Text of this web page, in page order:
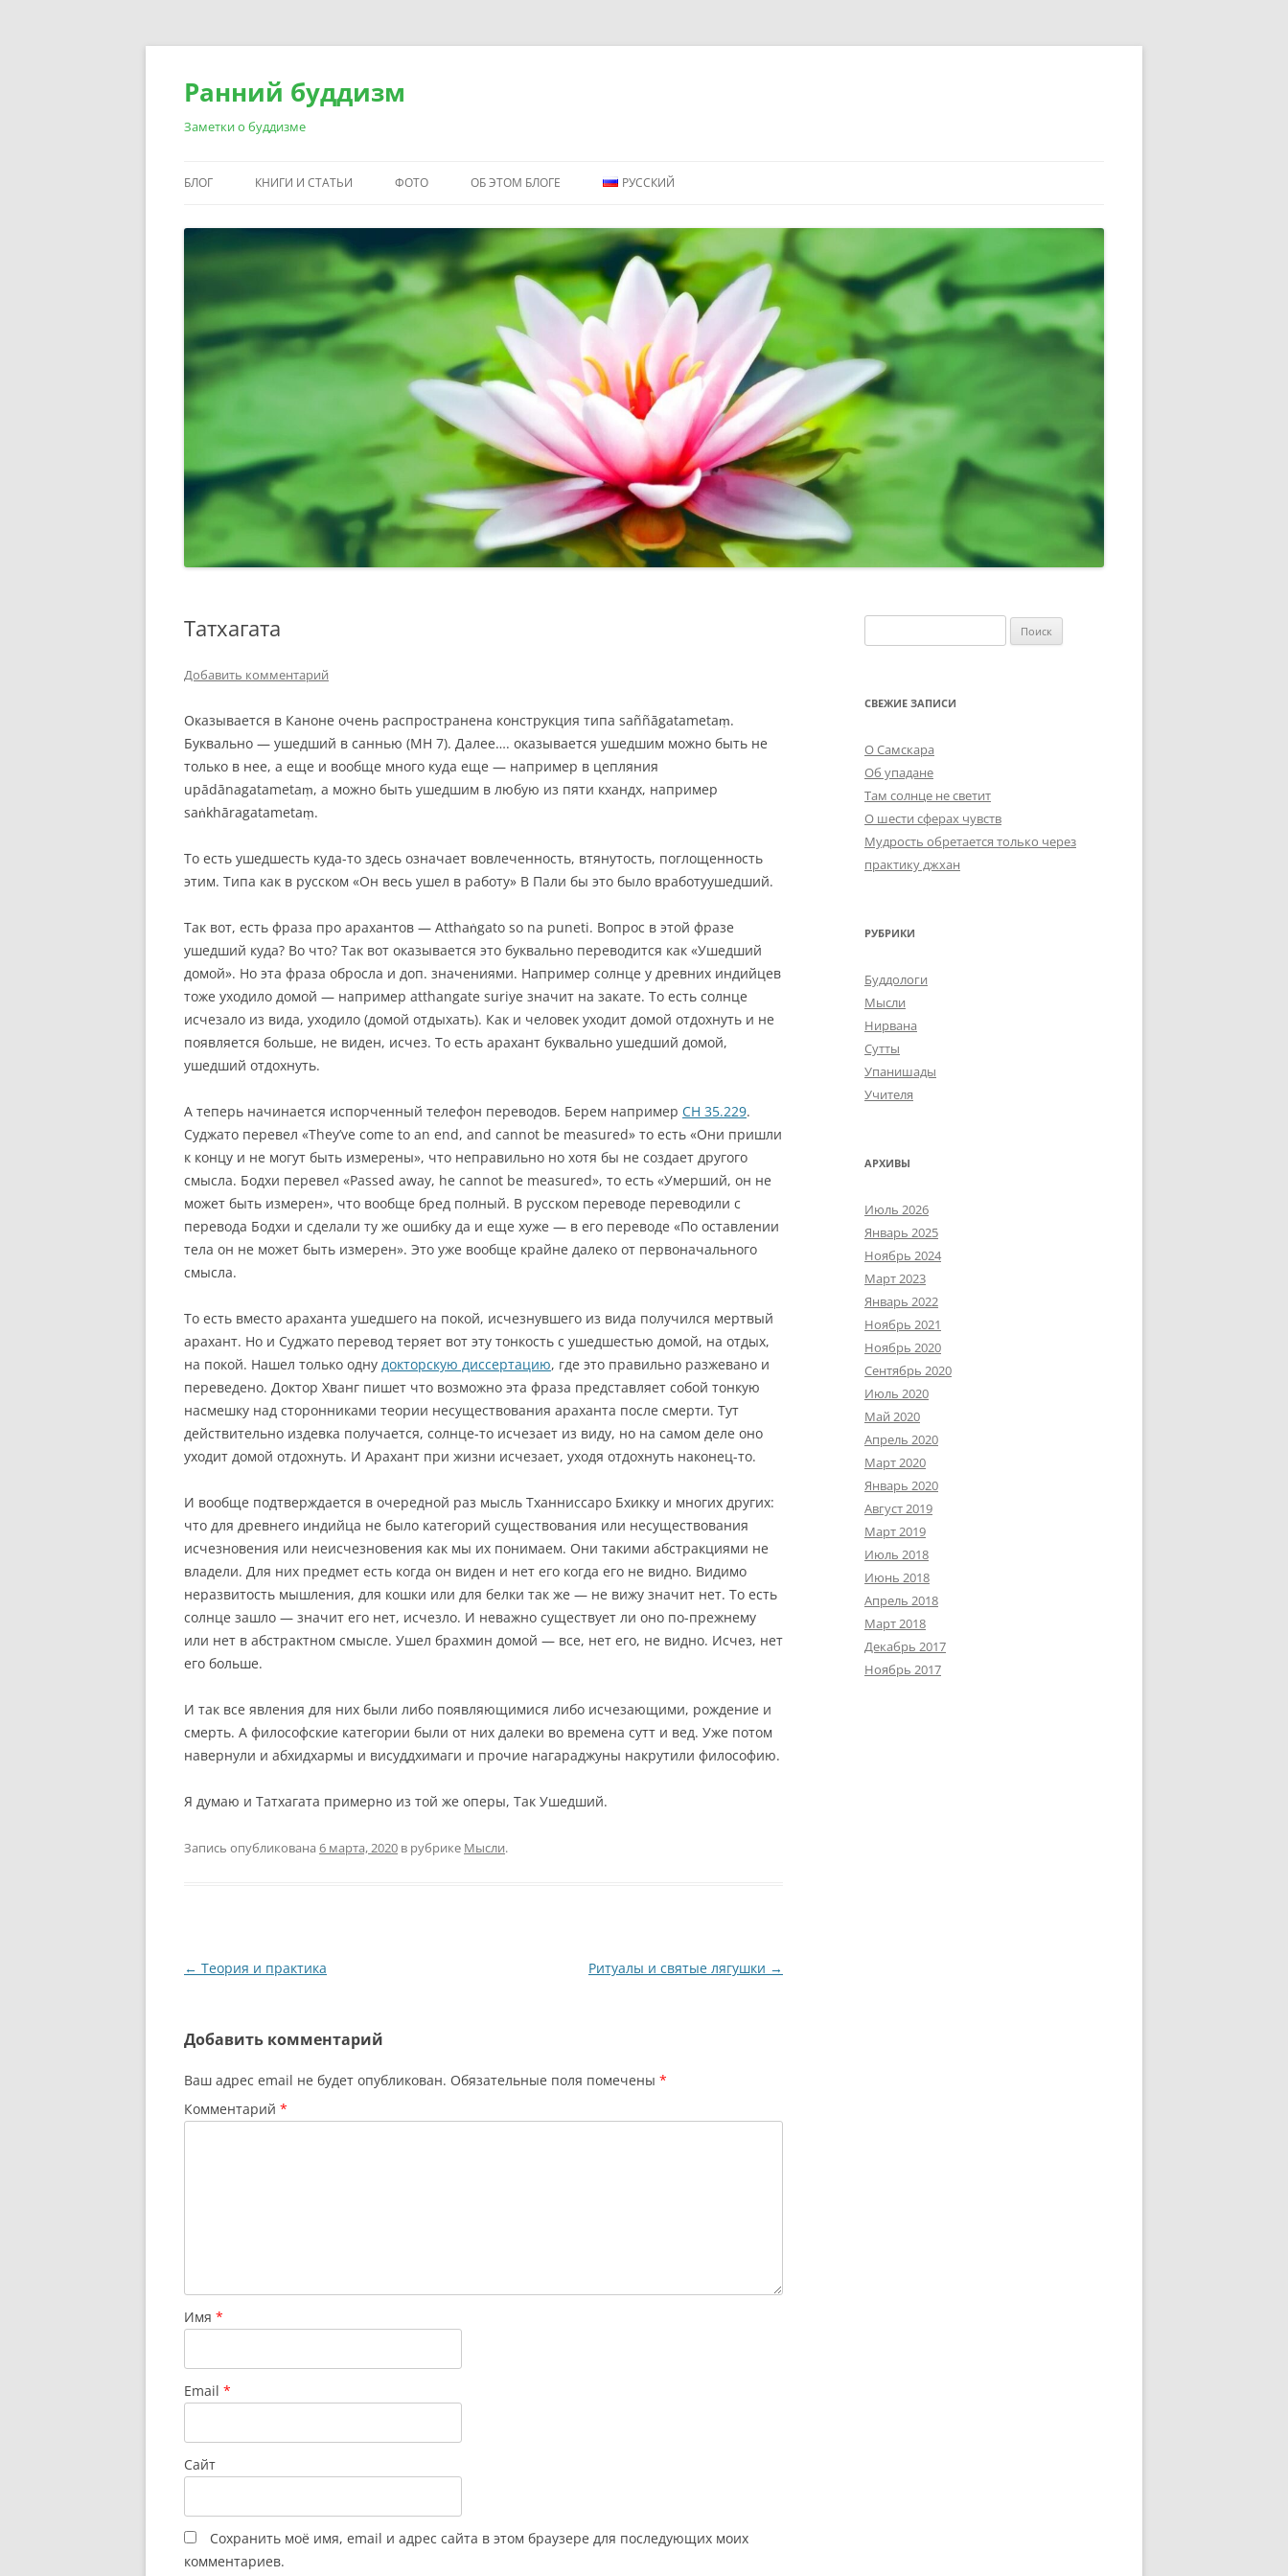
Перейти
содержимому
Ранний буддизм
Заметки о буддизме
БЛОГ КНИГИ И СТАТЬИ ФОТО ОБ ЭТОМ БЛОГЕ РУССКИЙ
РУССКИЙ
Татхагата
Добавить комментарий
Оказывается в Каноне очень распространена конструкция типа saññāgatametaṃ.
Буквально — ушедший в саннью (МН 7). Далее…. оказывается ушедшим можно быть не
только в нее, а еще и вообще много куда еще — например в цепляния
upādānagatametaṃ, а можно быть ушедшим в любую из пяти кхандх, например
saṅkhāragatametaṃ.
То есть ушедшесть куда-то здесь означает вовлеченность, втянутость, поглощенность
этим. Типа как в русском «Он весь ушел в работу» В Пали бы это было вработуушедший.
Так вот, есть фраза про арахантов — Atthaṅgato so na puneti. Вопрос в этой фразе
ушедший куда? Во что? Так вот оказывается это буквально переводится как «Ушедший
домой». Но эта фраза обросла и доп. значениями. Например солнце у древних индийцев
тоже уходило домой — например atthangate suriye значит на закате. То есть солнце
исчезало из вида, уходило (домой отдыхать). Как и человек уходит домой отдохнуть и не
появляется больше, не виден, исчез. То есть арахант буквально ушедший домой,
ушедший отдохнуть.
А теперь начинается испорченный телефон переводов. Берем например СН 35.229.
Суджато перевел «They’ve come to an end, and cannot be measured» то есть «Они пришли
к концу и не могут быть измерены», что неправильно но хотя бы не создает другого
смысла. Бодхи перевел «Passed away, he cannot be measured», то есть «Умерший, он не
может быть измерен», что вообще бред полный. В русском переводе переводили с
перевода Бодхи и сделали ту же ошибку да и еще хуже — в его переводе «По оставлении
тела он не может быть измерен». Это уже вообще крайне далеко от первоначального
смысла.
То есть вместо араханта ушедшего на покой, исчезнувшего из вида получился мертвый
арахант. Но и Суджато перевод теряет вот эту тонкость с ушедшестью домой, на отдых,
на покой. Нашел только одну докторскую диссертацию, где это правильно разжевано и
переведено. Доктор Хванг пишет что возможно эта фраза представляет собой тонкую
насмешку над сторонниками теории несуществования араханта после смерти. Тут
действительно издевка получается, солнце-то исчезает из виду, но на самом деле оно
уходит домой отдохнуть. И Арахант при жизни исчезает, уходя отдохнуть наконец-то.
И вообще подтверждается в очередной раз мысль Тханниссаро Бхикку и многих других:
что для древнего индийца не было категорий существования или несуществования
исчезновения или неисчезновения как мы их понимаем. Они такими абстракциями не
владели. Для них предмет есть когда он виден и нет его когда его не видно. Видимо
неразвитость мышления, для кошки или для белки так же — не вижу значит нет. То есть
солнце зашло — значит его нет, исчезло. И неважно существует ли оно по-прежнему
или нет в абстрактном смысле. Ушел брахмин домой — все, нет его, не видно. Исчез, нет
его больше.
И так все явления для них были либо появляющимися либо исчезающими, рождение и
смерть. А философские категории были от них далеки во времена сутт и вед. Уже потом
навернули и абхидхармы и висуддхимаги и прочие нагараджуны накрутили философию.
Я думаю и Татхагата примерно из той же оперы, Так Ушедший.
Запись опубликована 6 марта, 2020 в рубрике Мысли.
Навигация
← Теория и практика Ритуалы и святые лягушки →
Добавить комментарий
Ваш адрес email не будет опубликован. Обязательные поля помечены *
Комментарий *
Имя *
Email *
Сайт
Сохранить моё имя, email и адрес сайта в этом браузере для последующих моих
комментариев.
СВЕЖИЕ ЗАПИСИ
О Самскара
Об упадане
Там солнце не светит
О шести сферах чувств
Мудрость обретается только через
практику джхан
РУБРИКИ
Буддологи
Мысли
Нирвана
Сутты
Упанишады
Учителя
АРХИВЫ
Июль 2026
Январь 2025
Ноябрь 2024
Март 2023
Январь 2022
Ноябрь 2021
Ноябрь 2020
Сентябрь 2020
Июль 2020
Май 2020
Апрель 2020
Март 2020
Январь 2020
Август 2019
Март 2019
Июль 2018
Июнь 2018
Апрель 2018
Март 2018
Декабрь 2017
Ноябрь 2017